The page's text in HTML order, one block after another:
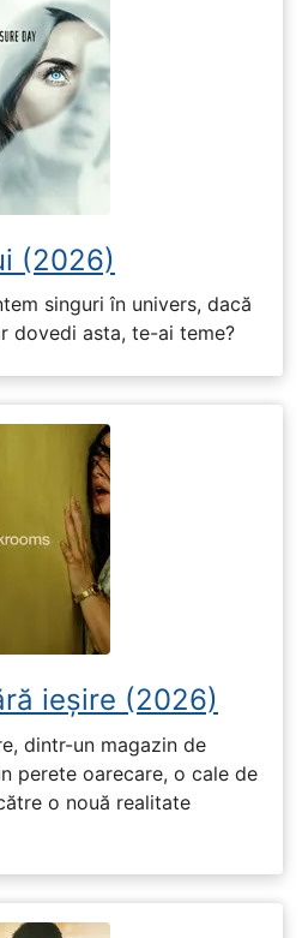
(2026)
singuri în univers, dacă
dovedi asta, te-ai teme?
ieșire (2026)
dintr-un magazin de
perete oarecare, o cale de
o nouă realitate